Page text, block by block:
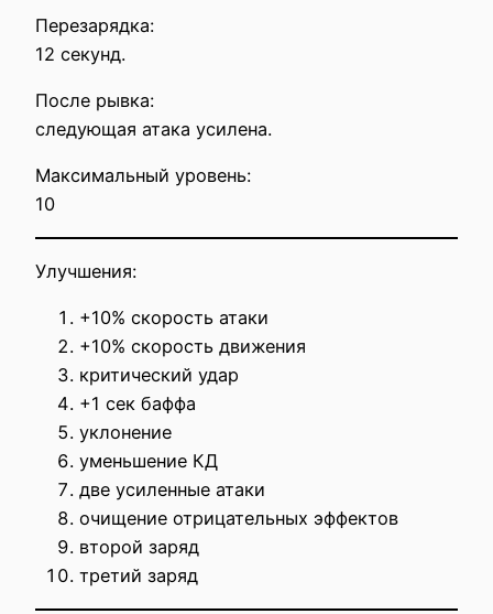
Перезарядка:
12 секунд.
После рывка:
следующая атака усилена.
Максимальный уровень:
10
Улучшения:
+10% скорость атаки
+10% скорость движения
критический удар
+1 сек баффа
уклонение
уменьшение КД
две усиленные атаки
очищение отрицательных эффектов
второй заряд
третий заряд